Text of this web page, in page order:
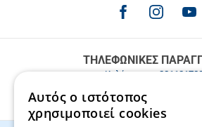
άνω
ΤΗΛΕΦΩΝΙΚΕΣ
Καλέστε μας
Εξυπηρέτηση πελατών &
Δευ. - Παρ. 9:00-17:00, Σάβ.
Αυτός ο ιστότοπος
χρησιμοποιεί cookies